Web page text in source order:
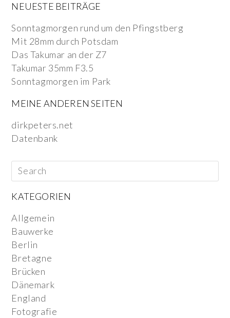
NEUESTE BEITRÄGE
Sonntagmorgen rund um den Pfingstberg
Mit 28mm durch Potsdam
Das Takumar an der Z7
Takumar 35mm F3.5
Sonntagmorgen im Park
MEINE ANDEREN SEITEN
dirkpeters.net
Datenbank
KATEGORIEN
Allgemein
Bauwerke
Berlin
Bretagne
Brücken
Dänemark
England
Fotografie